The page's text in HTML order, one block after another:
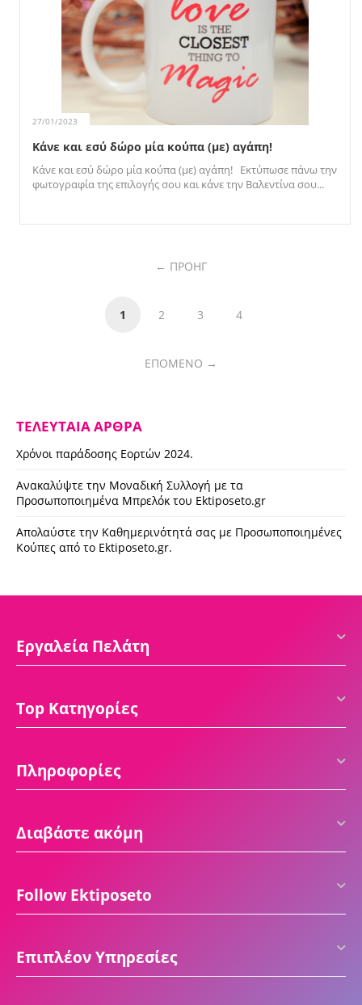
27/01/2023
Κάνε και εσύ δώρο μία κούπα (με) αγάπη!
Κάνε και εσύ δώρο μία κούπα (με) αγάπη! Εκτύπωσε πάνω την
φωτογραφία της επιλογής σου και κάνε την Βαλεντίνα σου...
ΠΡΟΗΓ
1 2 3 4
ΕΠΌΜΕΝΟ
ΤΕΛΕΥΤΑΊΑ ΆΡΘΡΑ
Χρόνοι παράδοσης Εορτών 2024.
Ανακαλύψτε την Μοναδική Συλλογή με τα
Προσωποποιημένα Μπρελόκ του Ektiposeto.gr
Απολαύστε την Καθημερινότητά σας με Προσωποποιημένες
Κούπες από το Ektiposeto.gr.
Εργαλεία Πελάτη
Top Κατηγορίες
Πληροφορίες
Διαβάστε ακόμη
Follow Ektiposeto
Επιπλέον Υπηρεσίες